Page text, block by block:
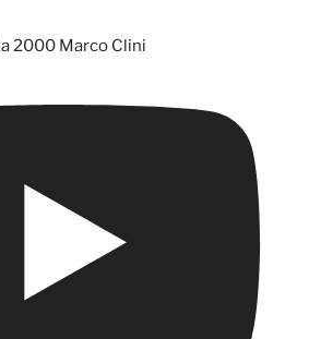
2000 Marco Clini